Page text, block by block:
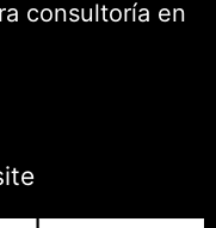
consultoría en